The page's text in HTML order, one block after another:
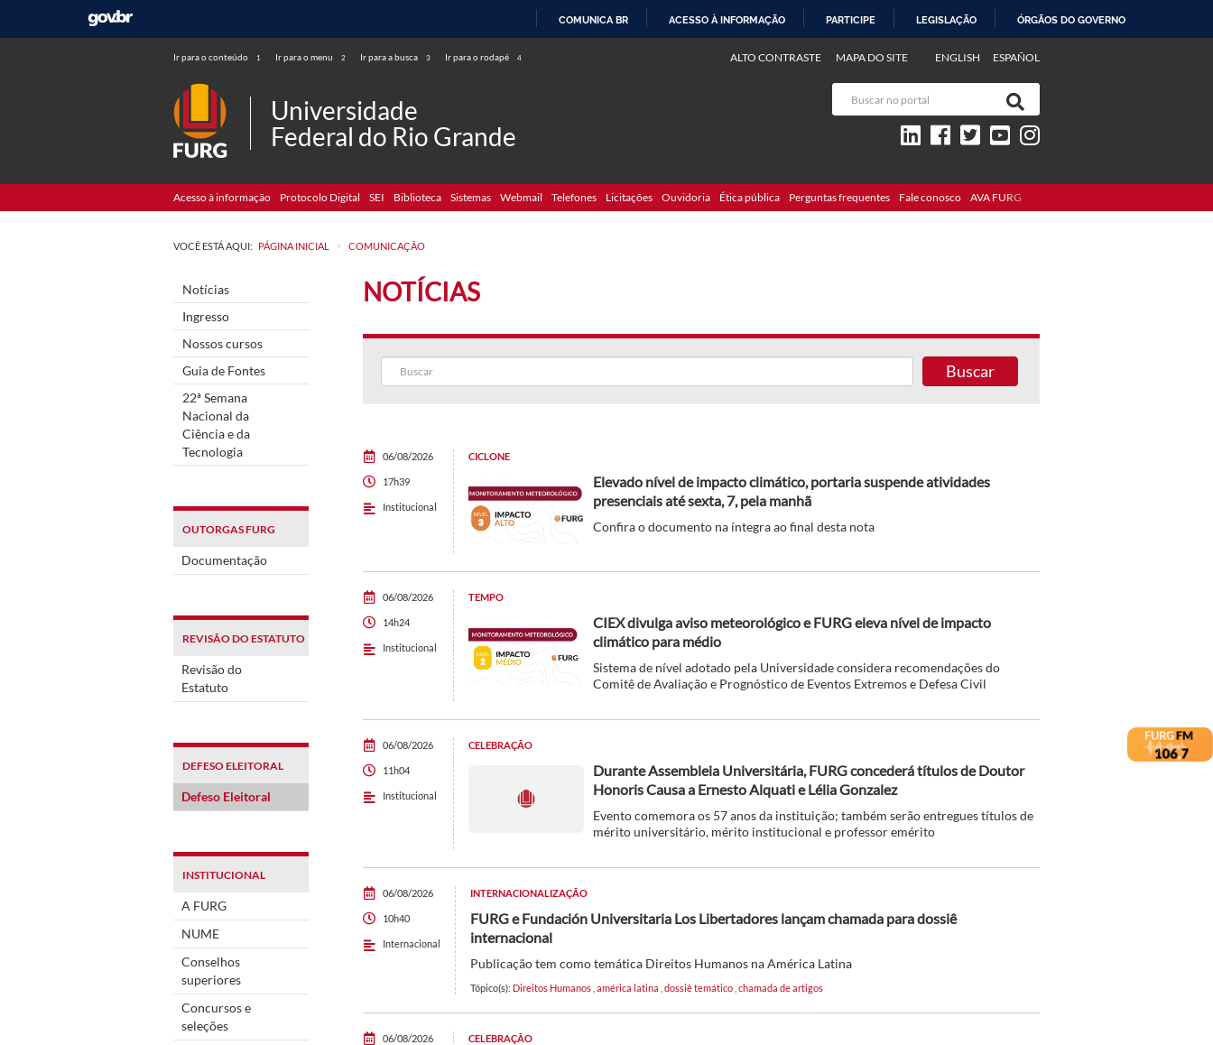
COMUNICA BR ACESSO À INFORMAÇÃO PARTICIPE LEGISLAÇÃO ÓRGÃOS DO GOVERNO
Ir para o conteúdo 1 Ir para o menu 2 Ir para a busca 3 Ir para o rodapé 4 ENGLISH ESPAÑOL
ALTO CONTRASTE MAPA DO SITE
Universidade
Federal do Rio Grande
Acesso à informação Protocolo Digital SEI Biblioteca Sistemas Webmail Telefones Licitações Ouvidoria Ética pública Perguntas frequentes Fale conosco AVA FURG
VOCÊ ESTÁ AQUI: PÁGINA INICIAL > COMUNICAÇÃO
Notícias
Ingresso
Nossos cursos
Guia de Fontes
22ª Semana
Nacional da
Ciência e da
Tecnologia
OUTORGAS FURG
Documentação
REVISÃO DO ESTATUTO
Revisão do
Estatuto
DEFESO ELEITORAL
Defeso Eleitoral
INSTITUCIONAL
A FURG
NUME
Conselhos
superiores
Concursos e
seleções
NOTÍCIAS
Buscar
06/08/2026
17h39
Institucional
CICLONE
Elevado nível de impacto climático, portaria suspende atividades
presenciais até sexta, 7, pela manhã
Confira o documento na íntegra ao final desta nota
06/08/2026
14h24
Institucional
TEMPO
CIEX divulga aviso meteorológico e FURG eleva nível de impacto
climático para médio
Sistema de nível adotado pela Universidade considera recomendações do
Comitê de Avaliação e Prognóstico de Eventos Extremos e Defesa Civil
06/08/2026
11h04
Institucional
CELEBRAÇÃO
Durante Assembleia Universitária, FURG concederá títulos de Doutor
Honoris Causa a Ernesto Alquati e Lélia Gonzalez
Evento comemora os 57 anos da instituição; também serão entregues títulos de
mérito universitário, mérito institucional e professor emérito
06/08/2026
10h40
Internacional
INTERNACIONALIZAÇÃO
FURG e Fundación Universitaria Los Libertadores lançam chamada para dossiê
internacional
Publicação tem como temática Direitos Humanos na América Latina
Tópico(s): Direitos Humanos américa latina dossiê temático chamada de artigos
06/08/2026 CELEBRAÇÃO